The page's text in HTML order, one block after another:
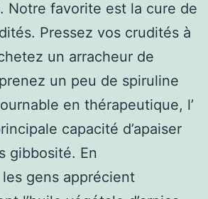
Notre favorite est la cure de
Pressez vos crudités à
un arracheur de
un peu de spiruline
en thérapeutique, l’
capacité d’apaiser
gibbosité. En
gens apprécient